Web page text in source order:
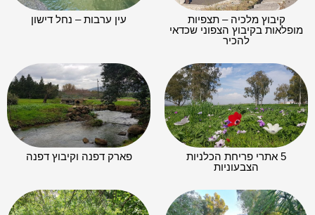
קיבוץ מלכיה – תצפיות
מופלאות בקיבוץ הצפוני שכדאי
להכיר
עין ערבות – נחל דישון
5 אתרי פריחת הכלניות
הצבעוניות
פארק דפנה וקיבוץ דפנה